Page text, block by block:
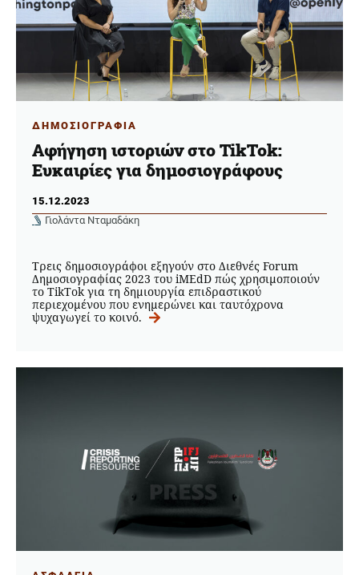
ΔΗΜΟΣΙΟΓΡΑΦΙΑ
Αφήγηση ιστοριών στο TikTok:
Ευκαιρίες για δημοσιογράφους
15.12.2023
Γιολάντα Νταμαδάκη
Τρεις δημοσιογράφοι εξηγούν στο Διεθνές Forum
Δημοσιογραφίας 2023 του iMEdD πώς χρησιμοποιούν
το TikTok για τη δημιουργία επιδραστικού
περιεχομένου που ενημερώνει και ταυτόχρονα
ψυχαγωγεί το κοινό.